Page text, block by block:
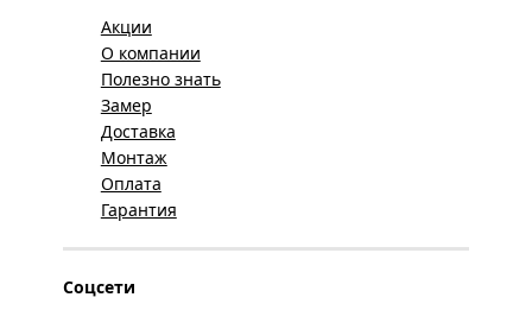
Акции
О компании
Полезно знать
Замер
Доставка
Монтаж
Оплата
Гарантия
Соцсети